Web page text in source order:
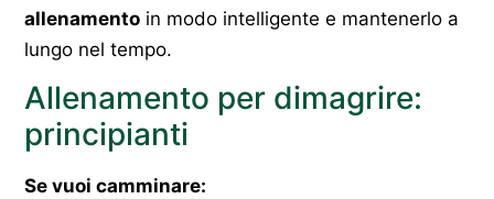
allenamento in modo intelligente e mantenerlo a
lungo nel tempo.
Allenamento per dimagrire:
principianti
Se vuoi camminare: